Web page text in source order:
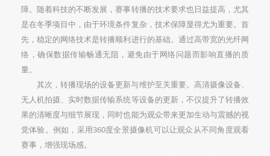
障。随着科技的不断发展，赛事转播的技术要求也日益提高，尤其
是在冬季项目中，由于环境条件复杂，技术保障显得尤为重要。首
先，稳定的网络技术是转播顺利进行的基础。通过高带宽的光纤网
络，确保数据传输畅通无阻，避免由于网络问题而影响直播的质
量。
其次，转播现场的设备更新与维护至关重要。高清摄像设备、
无人机拍摄、实时数据传输系统等设备的更新，不仅提升了转播效
果的清晰度与细节展现，同时也能为观众带来更加生动与震撼的视
觉体验。例如，采用360度全景摄像机可以让观众从不同角度观看
赛事，增强现场感。